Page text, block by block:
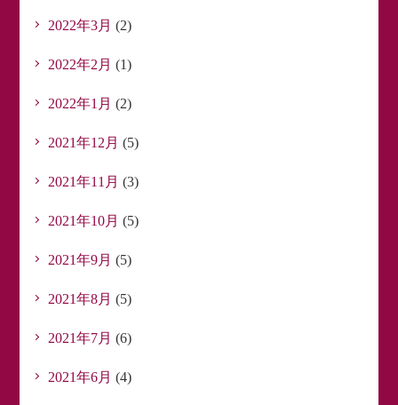
2022年3月 (2)
2022年2月 (1)
2022年1月 (2)
2021年12月 (5)
2021年11月 (3)
2021年10月 (5)
2021年9月 (5)
2021年8月 (5)
2021年7月 (6)
2021年6月 (4)